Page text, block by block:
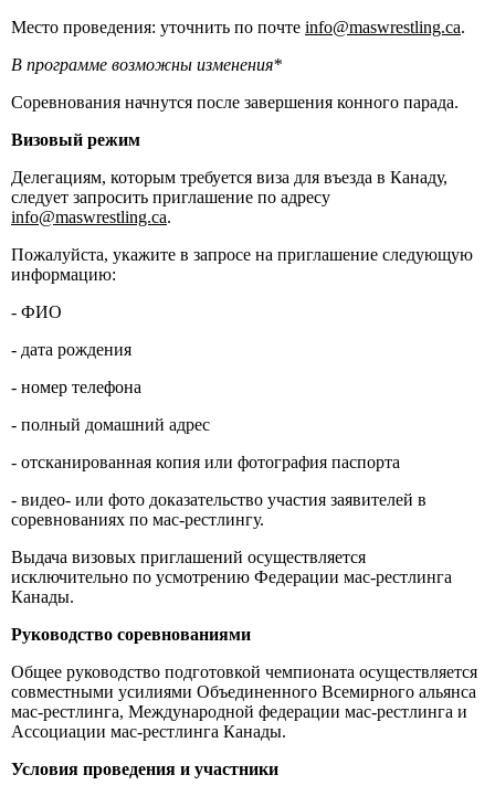
Место проведения: уточнить по почте info@maswrestling.ca.
В программе возможны изменения*
Соревнования начнутся после завершения конного парада.
Визовый режим
Делегациям, которым требуется виза для въезда в Канаду,
следует запросить приглашение по адресу
info@maswrestling.ca.
Пожалуйста, укажите в запросе на приглашение следующую
информацию:
- ФИО
- дата рождения
- номер телефона
- полный домашний адрес
- отсканированная копия или фотография паспорта
- видео- или фото доказательство участия заявителей в
соревнованиях по мас-рестлингу.
Выдача визовых приглашений осуществляется
исключительно по усмотрению Федерации мас-рестлинга
Канады.
Руководство соревнованиями
Общее руководство подготовкой чемпионата осуществляется
совместными усилиями Объединенного Всемирного альянса
мас-рестлинга, Международной федерации мас-рестлинга и
Ассоциации мас-рестлинга Канады.
Условия проведения и участники